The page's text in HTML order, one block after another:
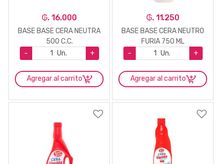
₲. 16.000
BASE BASE CERA NEUTRA
500 C.C.
-
Un. +
Agregar al carrito
₲. 11.250
BASE BASE CERA NEUTRO
FURIA 750 ML
-
Un. +
Agregar al carrito